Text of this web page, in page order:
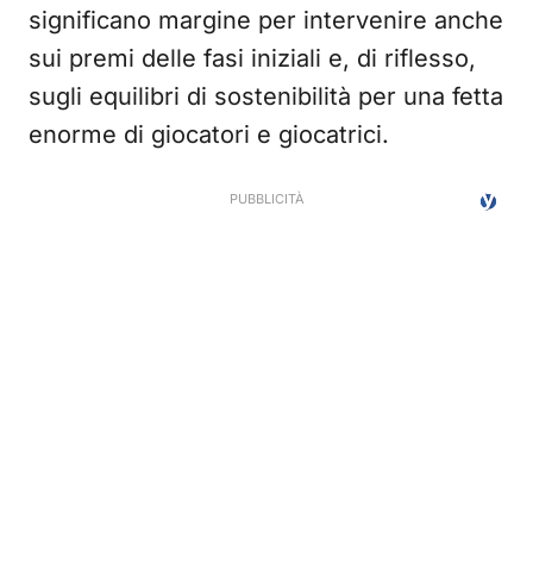
significano margine per intervenire anche
sui premi delle fasi iniziali e, di riflesso,
sugli equilibri di sostenibilità per una fetta
enorme di giocatori e giocatrici.